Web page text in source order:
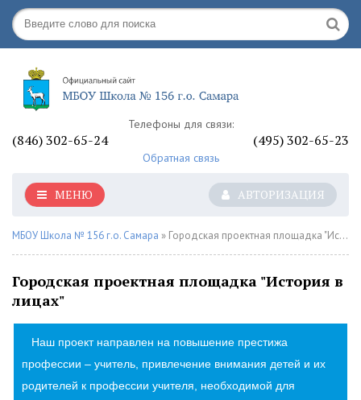
Телефоны для связи:
(846) 302-65-24 (495) 302-65-23
Обратная связь
АВТОРИЗАЦИЯ
МЕНЮ
МБОУ Школа № 156 г.о. Самара » Городская проектная площадка "История в лицах"
Городская проектная площадка "История в
лицах"
Наш проект направлен на повышение престижа
профессии – учитель, привлечение внимания детей и их
родителей к профессии учителя, необходимой для